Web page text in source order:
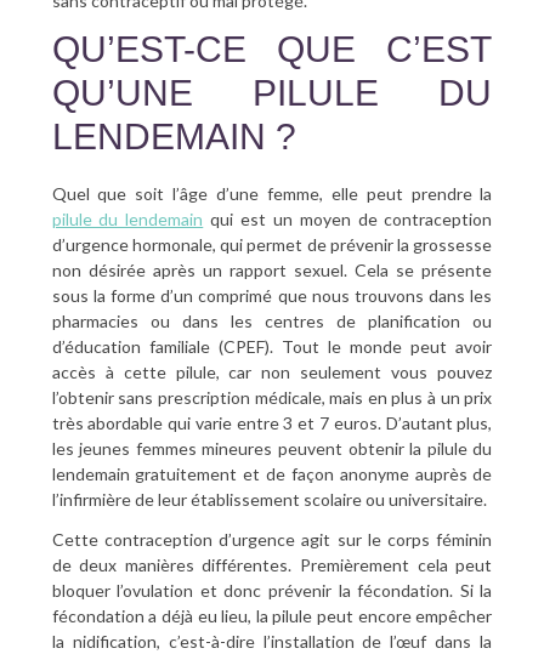
QU’EST-CE QUE C’EST
QU’UNE PILULE DU
LENDEMAIN ?
Quel que soit l’âge d’une femme, elle peut prendre la
pilule du lendemain qui est un moyen de contraception
d’urgence hormonale, qui permet de prévenir la grossesse
non désirée après un rapport sexuel. Cela se présente
sous la forme d’un comprimé que nous trouvons dans les
pharmacies ou dans les centres de planification ou
d’éducation familiale (CPEF). Tout le monde peut avoir
accès à cette pilule, car non seulement vous pouvez
l’obtenir sans prescription médicale, mais en plus à un prix
très abordable qui varie entre 3 et 7 euros. D’autant plus,
les jeunes femmes mineures peuvent obtenir la pilule du
lendemain gratuitement et de façon anonyme auprès de
l’infirmière de leur établissement scolaire ou universitaire.
Cette contraception d’urgence agit sur le corps féminin
de deux manières différentes. Premièrement cela peut
bloquer l’ovulation et donc prévenir la fécondation. Si la
fécondation a déjà eu lieu, la pilule peut encore empêcher
la nidification, c’est-à-dire l’installation de l’œuf dans la